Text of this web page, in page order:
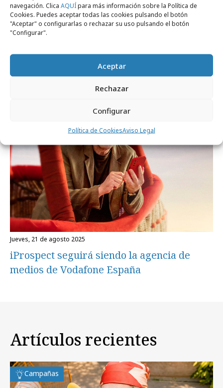
navegación. Clica AQUÍpara más información sobre la Política de
Cookies. Puedes aceptar todas las cookies pulsando el botón
"Aceptar" o configurarlas o rechazar su uso pulsando el botón
"Configurar".
Aceptar
Rechazar
Configurar
Política de CookiesAviso Legal
jueves, 8 de enero 2026
Vodafone y Alexia Putellas se "cargan" las
reglas de la telefonía
jueves, 21 de agosto 2025
iProspect seguirá siendo la agencia de
medios de Vodafone España
Artículos recientes
Campañas